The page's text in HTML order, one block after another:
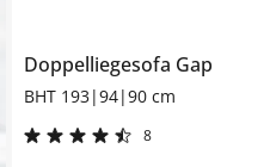
Doppelliegesofa Gap
BHT 193|94|90 cm
8